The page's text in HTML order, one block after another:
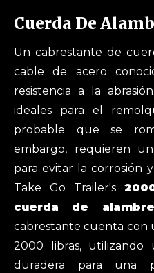
Cuerda De
Un cabrestante de
cable de acero
resistencia a la
ideales para el
probable que se
embargo, requieren
para evitar la corrosión
Take Go Trailer's
cuerda de alambre
cabrestante cuenta con
2000 libras, utilizando
duradera para una